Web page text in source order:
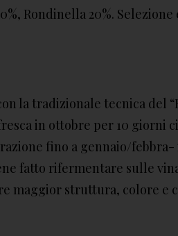
Rondinella 20%.
la tradizionale tecnica del
in ottobre per 10 giorni
fino a gennaio/febbra-
fatto rifermentare sulle
maggior struttura, colore e